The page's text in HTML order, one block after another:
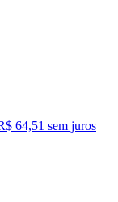
64,51 sem juros